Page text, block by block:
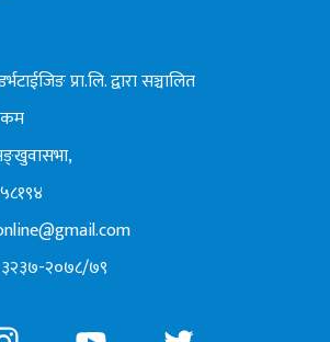
प्रा.लि. द्वारा सञ्चालित
३२३७-२०७८/७९